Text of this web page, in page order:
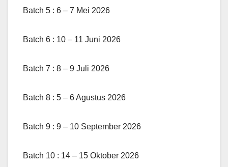
Batch 5 : 6 – 7 Mei 2026
Batch 6 : 10 – 11 Juni 2026
Batch 7 : 8 – 9 Juli 2026
Batch 8 : 5 – 6 Agustus 2026
Batch 9 : 9 – 10 September 2026
Batch 10 : 14 – 15 Oktober 2026